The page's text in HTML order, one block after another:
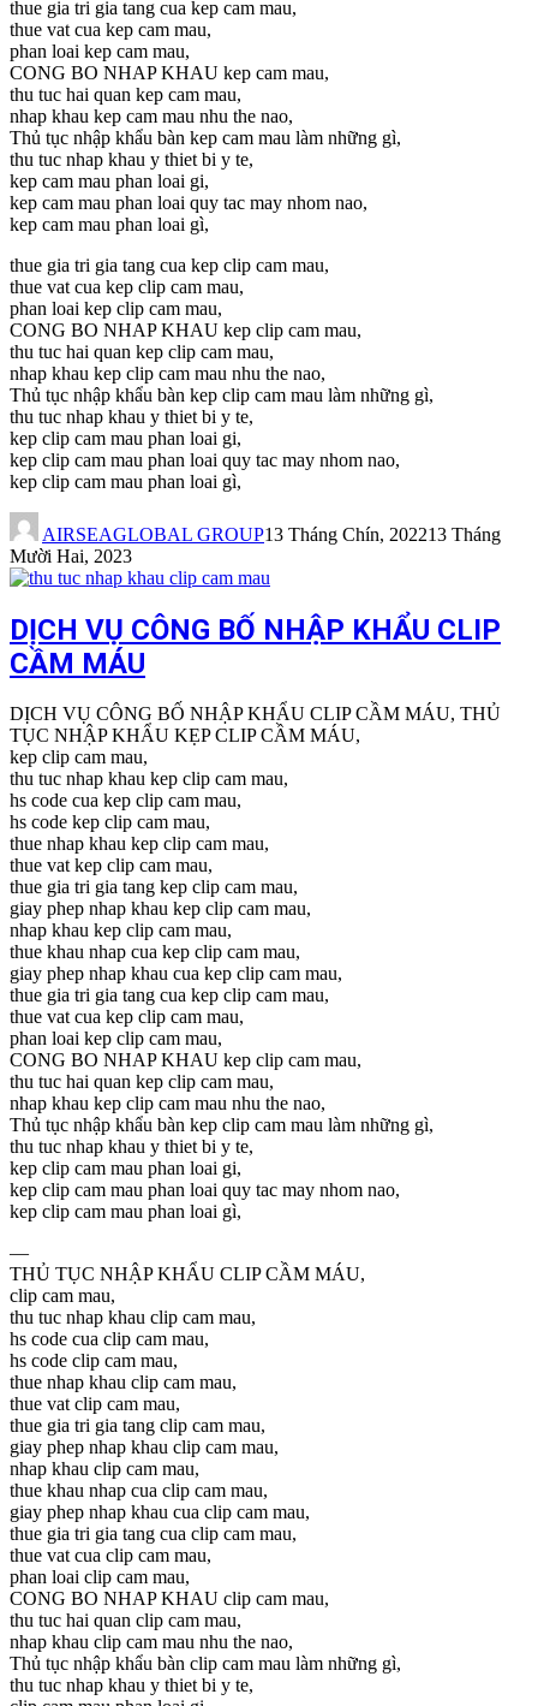
thue gia tri gia tang cua kep cam mau,
thue vat cua kep cam mau,
phan loai kep cam mau,
CONG BO NHAP KHAU kep cam mau,
thu tuc hai quan kep cam mau,
nhap khau kep cam mau nhu the nao,
Thủ tục nhập khẩu bàn kep cam mau làm những gì,
thu tuc nhap khau y thiet bi y te,
kep cam mau phan loai gi,
kep cam mau phan loai quy tac may nhom nao,
kep cam mau phan loai gì,
thue gia tri gia tang cua kep clip cam mau,
thue vat cua kep clip cam mau,
phan loai kep clip cam mau,
CONG BO NHAP KHAU kep clip cam mau,
thu tuc hai quan kep clip cam mau,
nhap khau kep clip cam mau nhu the nao,
Thủ tục nhập khẩu bàn kep clip cam mau làm những gì,
thu tuc nhap khau y thiet bi y te,
kep clip cam mau phan loai gi,
kep clip cam mau phan loai quy tac may nhom nao,
kep clip cam mau phan loai gì,
AIRSEAGLOBAL GROUP13 Tháng Chín, 202213 Tháng
Mười Hai, 2023
DỊCH VỤ CÔNG BỐ NHẬP KHẨU CLIP
CẦM MÁU
DỊCH VỤ CÔNG BỐ NHẬP KHẨU CLIP CẦM MÁU, THỦ
TỤC NHẬP KHẨU KẸP CLIP CẦM MÁU,
kep clip cam mau,
thu tuc nhap khau kep clip cam mau,
hs code cua kep clip cam mau,
hs code kep clip cam mau,
thue nhap khau kep clip cam mau,
thue vat kep clip cam mau,
thue gia tri gia tang kep clip cam mau,
giay phep nhap khau kep clip cam mau,
nhap khau kep clip cam mau,
thue khau nhap cua kep clip cam mau,
giay phep nhap khau cua kep clip cam mau,
thue gia tri gia tang cua kep clip cam mau,
thue vat cua kep clip cam mau,
phan loai kep clip cam mau,
CONG BO NHAP KHAU kep clip cam mau,
thu tuc hai quan kep clip cam mau,
nhap khau kep clip cam mau nhu the nao,
Thủ tục nhập khẩu bàn kep clip cam mau làm những gì,
thu tuc nhap khau y thiet bi y te,
kep clip cam mau phan loai gi,
kep clip cam mau phan loai quy tac may nhom nao,
kep clip cam mau phan loai gì,
—
THỦ TỤC NHẬP KHẨU CLIP CẦM MÁU,
clip cam mau,
thu tuc nhap khau clip cam mau,
hs code cua clip cam mau,
hs code clip cam mau,
thue nhap khau clip cam mau,
thue vat clip cam mau,
thue gia tri gia tang clip cam mau,
giay phep nhap khau clip cam mau,
nhap khau clip cam mau,
thue khau nhap cua clip cam mau,
giay phep nhap khau cua clip cam mau,
thue gia tri gia tang cua clip cam mau,
thue vat cua clip cam mau,
phan loai clip cam mau,
CONG BO NHAP KHAU clip cam mau,
thu tuc hai quan clip cam mau,
nhap khau clip cam mau nhu the nao,
Thủ tục nhập khẩu bàn clip cam mau làm những gì,
thu tuc nhap khau y thiet bi y te,